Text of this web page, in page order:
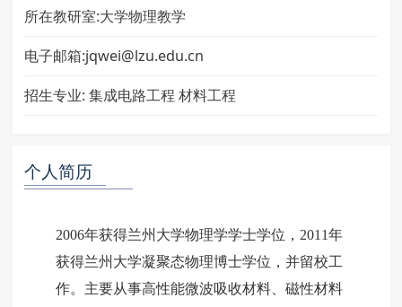
所在教研室:大学物理教学
电子邮箱:jqwei@lzu.edu.cn
招生专业: 集成电路工程 材料工程
个人简历
2006年获得兰州大学物理学学士学位，2011年
获得兰州大学凝聚态物理博士学位，并留校工
作。主要从事高性能微波吸收材料、磁性材料